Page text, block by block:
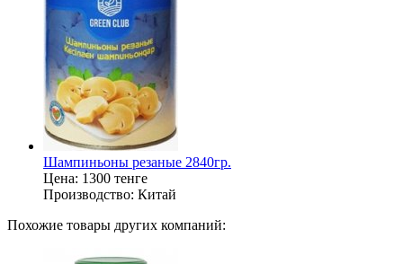
Шампиньоны резаные 2840гр.
Цена: 1300 тенге
Производство: Китай
Похожие товары других компаний: